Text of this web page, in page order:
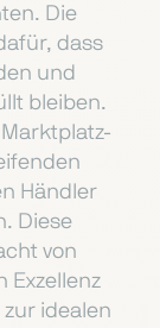
Die
dass
und
bleiben.
Händler
Diese
von
Exzellenz
idealen